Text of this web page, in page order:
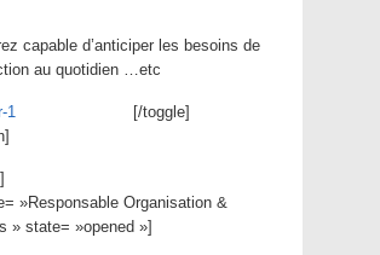
capable d’anticiper les besoins de
au quotidien …etc
[/toggle]
»Responsable Organisation &
» state= »opened »]